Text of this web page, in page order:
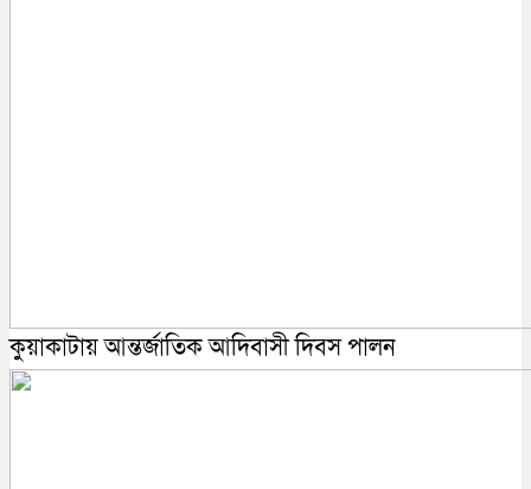
কুয়াকাটায় আন্তর্জাতিক আদিবাসী দিবস পালন